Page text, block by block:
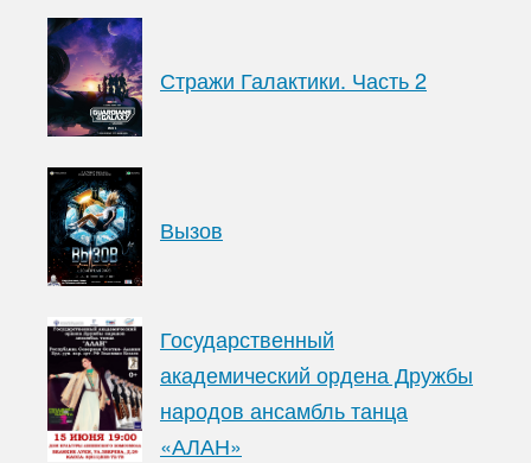
Стражи Галактики. Часть 2
Вызов
Государственный
академический ордена Дружбы
народов ансамбль танца
«АЛАН»